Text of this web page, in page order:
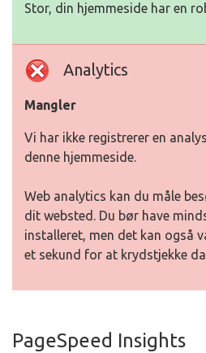
Stor, din hjemmeside har en
Analytics
Mangler
Vi har ikke registrerer en
denne hjemmeside.
Web analytics kan du måle
dit websted. Du bør have
installeret, men det kan også
et sekund for at krydstjekke
PageSpeed Insights